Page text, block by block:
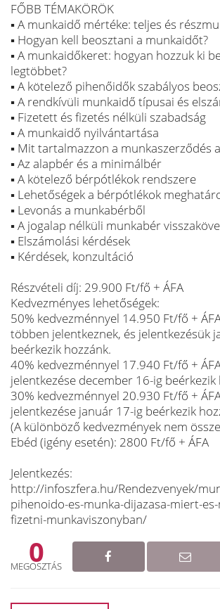
FŐBB TÉMAKÖRÖK
▪ A munkaidő mértéke: teljes és
▪ Hogyan kell beosztani a munkaidőt?
▪ A munkaidőkeret: hogyan hozzuk ki
legtöbbet?
▪ A kötelező pihenőidők szabályos
▪ A rendkívüli munkaidő típusai és
▪ Fizetett és fizetés nélküli szabadság
▪ A munkaidő nyilvántartása
▪ Mit tartalmazzon a munkaszerződés
▪ Az alapbér és a minimálbér
▪ A kötelező bérpótlékok rendszere
▪ Lehetőségek a bérpótlékok
▪ Levonás a munkabérből
▪ A jogalap nélküli munkabér
▪ Elszámolási kérdések
▪ Kérdések, konzultáció
Részvételi díj: 29.900 Ft/fő + ÁFA
Kedvezményes lehetőségek:
50% kedvezménnyel 14.950 Ft/fő +
többen jelentkeznek, és jelentkezésük
beérkezik hozzánk.
40% kedvezménnyel 17.940 Ft/fő +
jelentkezése december 16-ig beérkezik
30% kedvezménnyel 20.930 Ft/fő +
jelentkezése január 17-ig beérkezik
(A különböző kedvezmények nem
Ebéd (igény esetén): 2800 Ft/fő + ÁFA
Jelentkezés:
http://infoszfera.hu/Rendezvenyek/
pihenoido-es-munka-dijazasa-miert-
fizetni-munkaviszonyban/
0
MEGOSZTÁS